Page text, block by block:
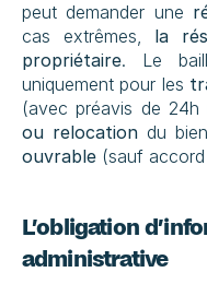
peut demander une
cas extrêmes, la
propriétaire. Le
uniquement pour les
(avec préavis de 24h
ou relocation du
ouvrable (sauf
L’obligation
administrative